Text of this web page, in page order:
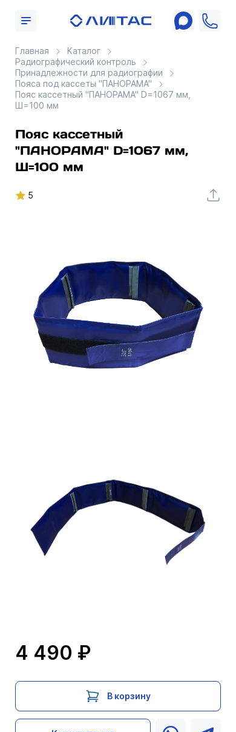
Главная
Каталог
Радиографический контроль
Принадлежности для радиографии
Пояса под кассеты "ПАНОРАМА"
Пояс кассетный "ПАНОРАМА" D=1067 мм,
Ш=100 мм
Пояс кассетный
"ПАНОРАМА" D=1067 мм,
Ш=100 мм
5
4 490 ₽
В корзину